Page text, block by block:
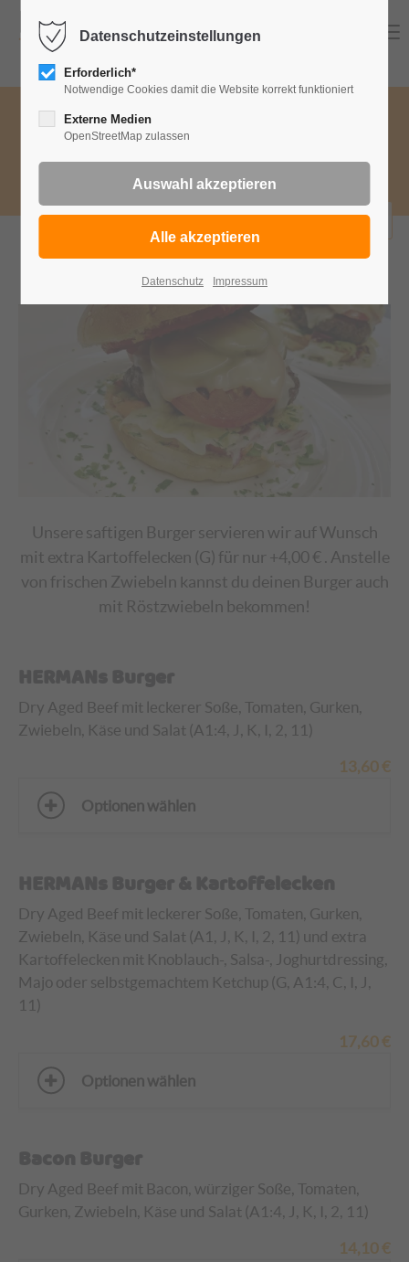
Speisekategorie wählen
Burgerbestellen
Unsere saftigen Burger servieren wir auf Wunsch
mit extra Kartoffelecken (G) für nur +4,00 € . Anstelle
von frischen Zwiebeln kannst du deinen Burger auch
mit Röstzwiebeln bekommen!
HERMANs Burger
Dry Aged Beef mit leckerer Soße, Tomaten, Gurken,
Zwiebeln, Käse und Salat (A1:4, J, K, I, 2, 11)
13,60 €
Optionen wählen
HERMANs Burger & Kartoffelecken
Dry Aged Beef mit leckerer Soße, Tomaten, Gurken,
Zwiebeln, Käse und Salat (A1, J, K, I, 2, 11) und extra
Kartoffelecken mit Knoblauch-, Salsa-, Joghurtdressing,
Majo oder selbstgemachtem Ketchup (G, A1:4, C, I, J,
11)
17,60 €
Optionen wählen
Bacon Burger
Dry Aged Beef mit Bacon, würziger Soße, Tomaten,
Gurken, Zwiebeln, Käse und Salat (A1:4, J, K, I, 2, 11)
14,10 €
Datenschutzeinstellungen
Erforderlich*
Notwendige Cookies damit die Website korrekt funktioniert
Externe Medien
OpenStreetMap zulassen
Datenschutz Impressum